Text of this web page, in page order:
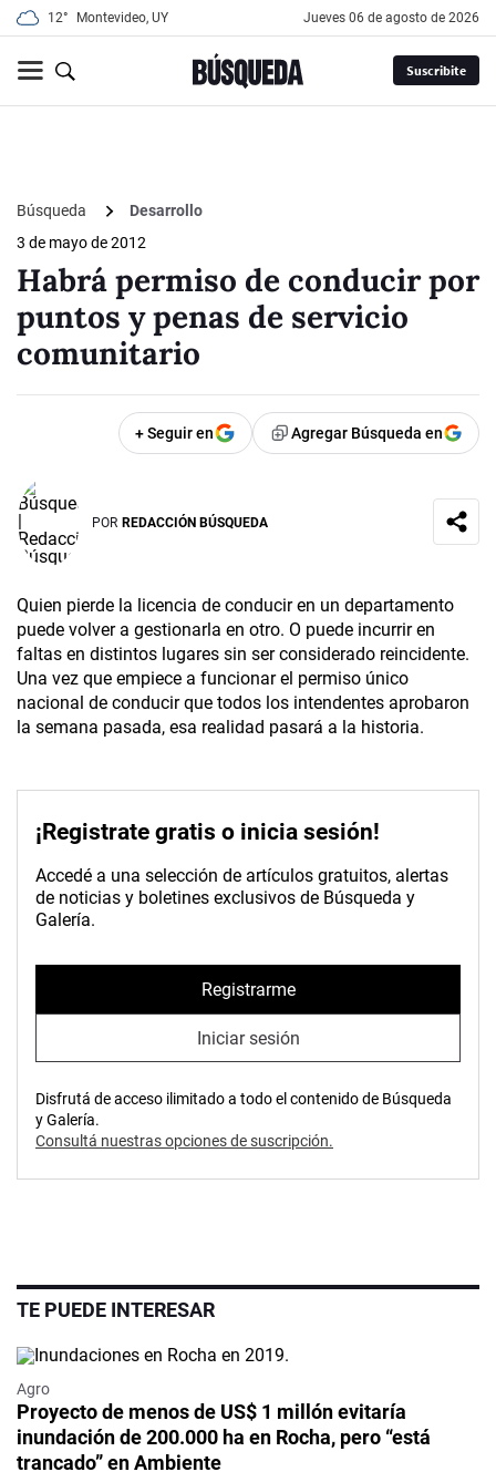
12° Montevideo, UY jueves 06 de agosto de 2026
Suscribite
Búsqueda
Desarrollo
3 de mayo de 2012
Habrá permiso de conducir por
puntos y penas de servicio
comunitario
+ Seguir en Agregar Búsqueda en
POR REDACCIÓN BÚSQUEDA
Quien pierde la licencia de conducir en un departamento
puede volver a gestionarla en otro. O puede incurrir en
faltas en distintos lugares sin ser considerado reincidente.
Una vez que empiece a funcionar el permiso único
nacional de conducir que todos los intendentes aprobaron
la semana pasada, esa realidad pasará a la historia.
¡Registrate gratis o inicia sesión!
Accedé a una selección de artículos gratuitos, alertas
de noticias y boletines exclusivos de Búsqueda y
Galería.
Registrarme
Iniciar sesión
Disfrutá de acceso ilimitado a todo el contenido de Búsqueda
y Galería.
Consultá nuestras opciones de suscripción.
TE PUEDE INTERESAR
Agro
Proyecto de menos de US$ 1 millón evitaría
inundación de 200.000 ha en Rocha, pero “está
trancado” en Ambiente